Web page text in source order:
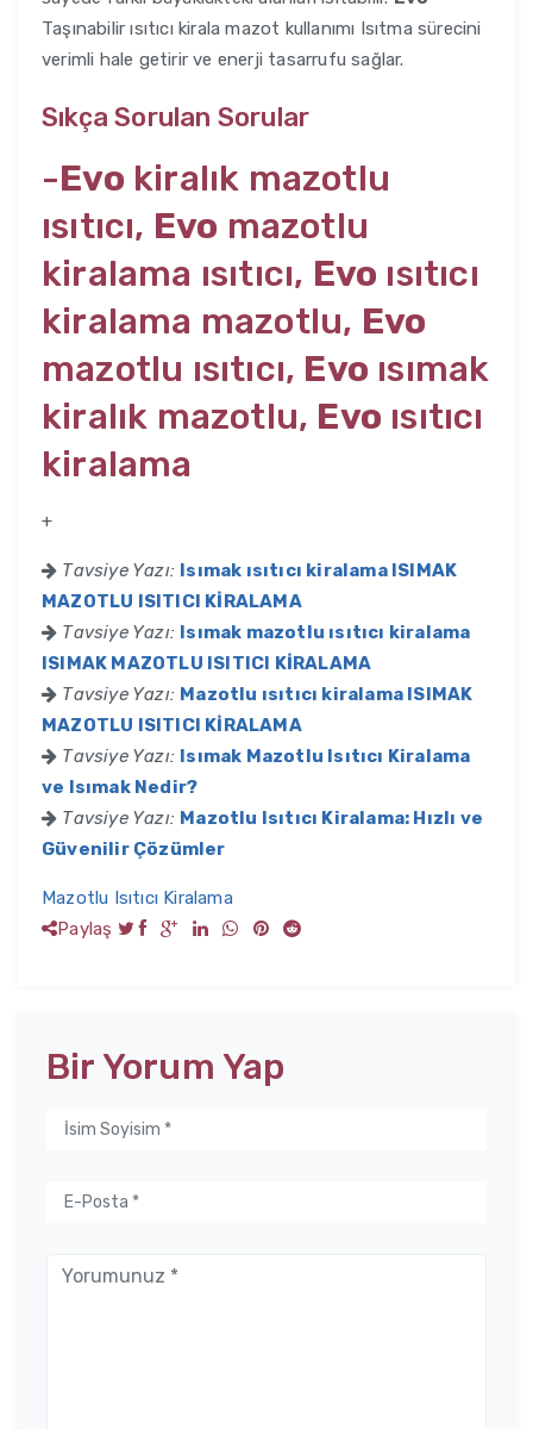
Taşınabilir ısıtıcı kirala mazot kullanımı Isıtma sürecini
verimli hale getirir ve enerji tasarrufu sağlar.
Sıkça Sorulan Sorular
-Evo kiralık mazotlu
ısıtıcı, Evo mazotlu
kiralama ısıtıcı, Evo ısıtıcı
kiralama mazotlu, Evo
mazotlu ısıtıcı, Evo ısımak
kiralık mazotlu, Evo ısıtıcı
kiralama
+
Tavsiye Yazı: Isımak ısıtıcı kiralama ISIMAK
MAZOTLU ISITICI KİRALAMA
Tavsiye Yazı: Isımak mazotlu ısıtıcı kiralama
ISIMAK MAZOTLU ISITICI KİRALAMA
Tavsiye Yazı: Mazotlu ısıtıcı kiralama ISIMAK
MAZOTLU ISITICI KİRALAMA
Tavsiye Yazı: Isımak Mazotlu Isıtıcı Kiralama
ve Isımak Nedir?
Tavsiye Yazı: Mazotlu Isıtıcı Kiralama: Hızlı ve
Güvenilir Çözümler
Mazotlu Isıtıcı Kiralama
Paylaş
Bir Yorum Yap